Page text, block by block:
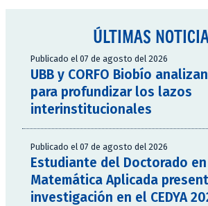
ÚLTIMAS
Publicado el 07 de agosto del 2026
UBB y CORFO Biobío
para profundizar los lazos
interinstitucionales
Publicado el 07 de agosto del 2026
Estudiante del Doctorado en
Matemática Aplicada
investigación en el CEDYA